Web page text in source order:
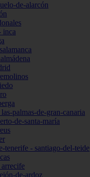
de-alarcón
inca
palmas-de-gran-canaria
de-santa-maría
tenerife - santiago-del-teide
de-ardoz